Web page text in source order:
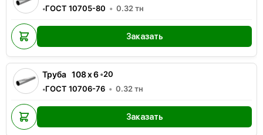
•ГОСТ 10705-80 0.32 тн
Заказать
Труба 108x6•20
•ГОСТ 10706-76 0.32 тн
Заказать